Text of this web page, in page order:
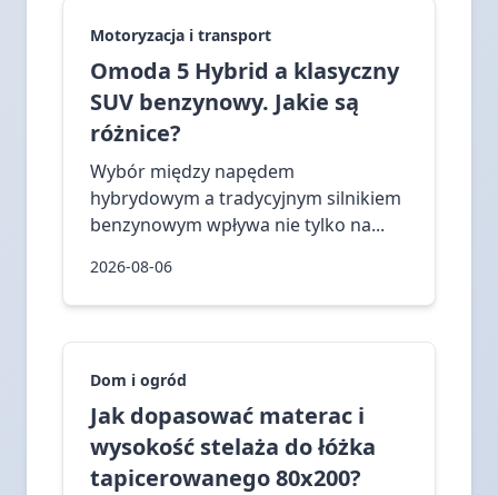
Motoryzacja i transport
Omoda 5 Hybrid a klasyczny
SUV benzynowy. Jakie są
różnice?
Wybór między napędem
hybrydowym a tradycyjnym silnikiem
benzynowym wpływa nie tylko na...
2026-08-06
Dom i ogród
Jak dopasować materac i
wysokość stelaża do łóżka
tapicerowanego 80x200?